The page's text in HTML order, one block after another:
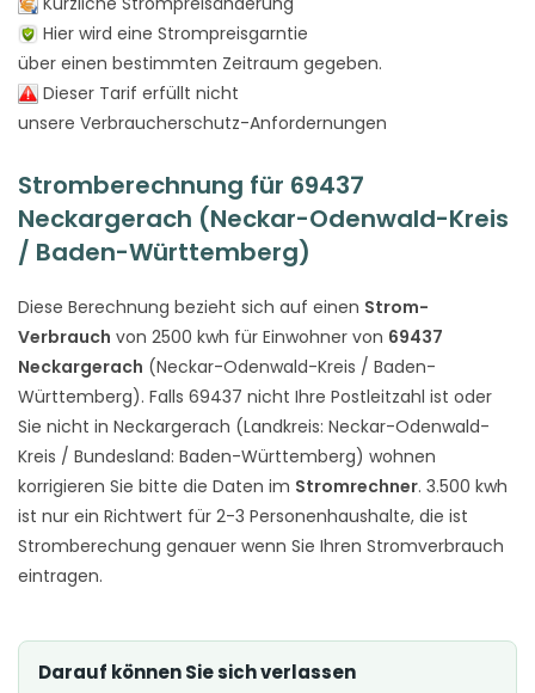
Hier wird eine Strompreisgarntie
über einen bestimmten Zeitraum gegeben.
Dieser Tarif erfüllt nicht
unsere Verbraucherschutz-Anfordernungen
Stromberechnung für 69437
Neckargerach (Neckar-Odenwald-Kreis
/ Baden-Württemberg)
Diese Berechnung bezieht sich auf einen Strom-
Verbrauch von 2500 kwh für Einwohner von 69437
Neckargerach (Neckar-Odenwald-Kreis / Baden-
Württemberg). Falls 69437 nicht Ihre Postleitzahl ist oder
Sie nicht in Neckargerach (Landkreis: Neckar-Odenwald-
Kreis / Bundesland: Baden-Württemberg) wohnen
korrigieren Sie bitte die Daten im Stromrechner. 3.500 kwh
ist nur ein Richtwert für 2-3 Personenhaushalte, die ist
Stromberechung genauer wenn Sie Ihren Stromverbrauch
eintragen.
Darauf können Sie sich verlassen